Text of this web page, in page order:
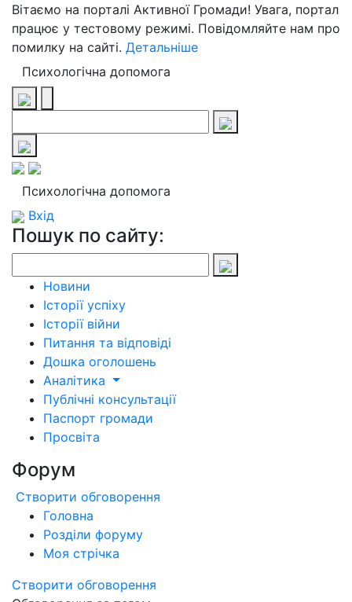
Вітаємо на порталі Активної Громади! Увага, портал
працює у тестовому режимі. Повідомляйте нам про
помилку на сайті. Детальніше
Психологічна допомога
Психологічна допомога
Вхід
Пошук по сайту:
Новини
Історії успіху
Історії війни
Питання та відповіді
Дошка оголошень
Аналітика
Публічні консультації
Паспорт громади
Просвіта
Форум
Створити обговорення
Головна
Розділи форуму
Моя стрічка
Створити обговорення